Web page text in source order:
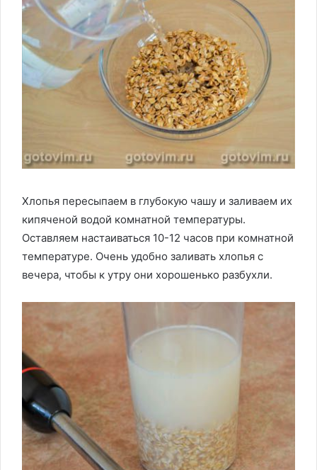
Хлопья пересыпаем в глубокую чашу и заливаем их
кипяченой водой комнатной температуры.
Оставляем настаиваться 10-12 часов при комнатной
температуре. Очень удобно заливать хлопья с
вечера, чтобы к утру они хорошенько разбухли.